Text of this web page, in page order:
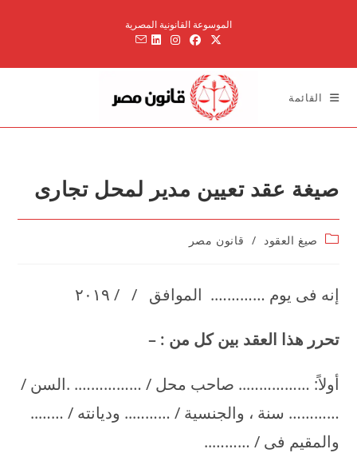
الموسوعة القانونية المصرية
القائمة
صيغة عقد تعيين مدير لمحل تجارى
Postصيغ العقود / قانون مصر
إنه فى يوم …………. الموافق / / ۲۰۱۹
تحرر هذا العقد بين كل من : –
أولاً: …………….. صاحب محل / ……………. .السن /
………… سنة ، والجنسية / ……….. وديانته / ……..
والمقيم فى / ………..